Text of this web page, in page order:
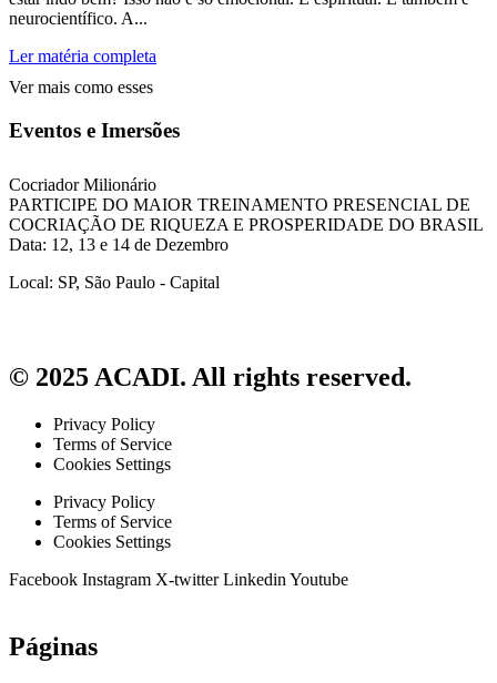
neurocientífico. A...
Ler matéria completa
Ver mais como esses
Eventos e Imersões
Cocriador Milionário
PARTICIPE DO MAIOR TREINAMENTO PRESENCIAL DE
COCRIAÇÃO DE RIQUEZA E PROSPERIDADE DO BRASIL
Data: 12, 13 e 14 de Dezembro
Local: SP, São Paulo - Capital
© 2025 ACADI. All rights reserved.
Privacy Policy
Terms of Service
Cookies Settings
Privacy Policy
Terms of Service
Cookies Settings
Facebook Instagram X-twitter Linkedin Youtube
Páginas